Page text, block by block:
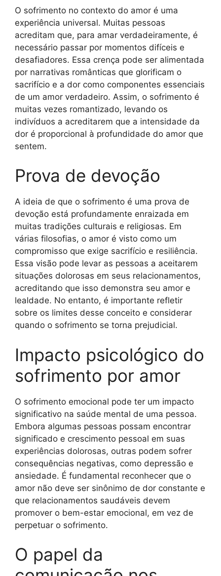
O sofrimento no contexto do amor é uma
experiência universal. Muitas pessoas
acreditam que, para amar verdadeiramente, é
necessário passar por momentos difíceis e
desafiadores. Essa crença pode ser alimentada
por narrativas românticas que glorificam o
sacrifício e a dor como componentes essenciais
de um amor verdadeiro. Assim, o sofrimento é
muitas vezes romantizado, levando os
indivíduos a acreditarem que a intensidade da
dor é proporcional à profundidade do amor que
sentem.
Prova de devoção
A ideia de que o sofrimento é uma prova de
devoção está profundamente enraizada em
muitas tradições culturais e religiosas. Em
várias filosofias, o amor é visto como um
compromisso que exige sacrifício e resiliência.
Essa visão pode levar as pessoas a aceitarem
situações dolorosas em seus relacionamentos,
acreditando que isso demonstra seu amor e
lealdade. No entanto, é importante refletir
sobre os limites desse conceito e considerar
quando o sofrimento se torna prejudicial.
Impacto psicológico do
sofrimento por amor
O sofrimento emocional pode ter um impacto
significativo na saúde mental de uma pessoa.
Embora algumas pessoas possam encontrar
significado e crescimento pessoal em suas
experiências dolorosas, outras podem sofrer
consequências negativas, como depressão e
ansiedade. É fundamental reconhecer que o
amor não deve ser sinônimo de dor constante e
que relacionamentos saudáveis devem
promover o bem-estar emocional, em vez de
perpetuar o sofrimento.
O papel da